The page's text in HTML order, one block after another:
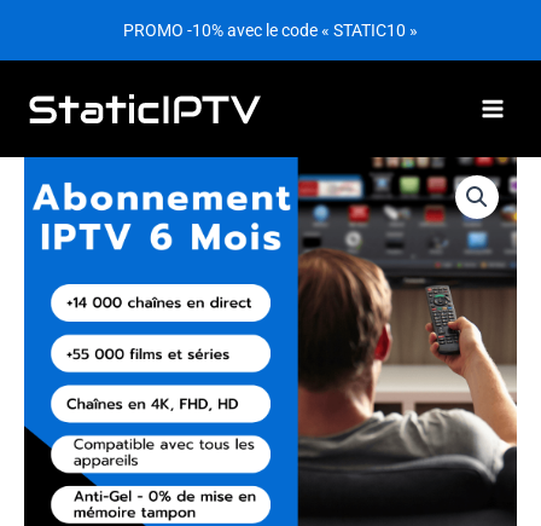
PROMO -10% avec le code « STATIC10 »
de
Abonnement
IPTV
mois